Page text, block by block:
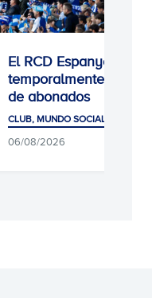
El RCD Espanyol
temporalmente las
de abonados
CLUB, MUNDO SOCIAL Y
06/08/2026